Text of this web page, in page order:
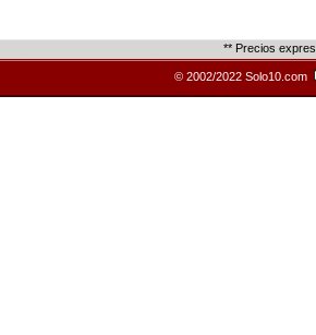
** Precios
© 2002/2022 Solo10.com